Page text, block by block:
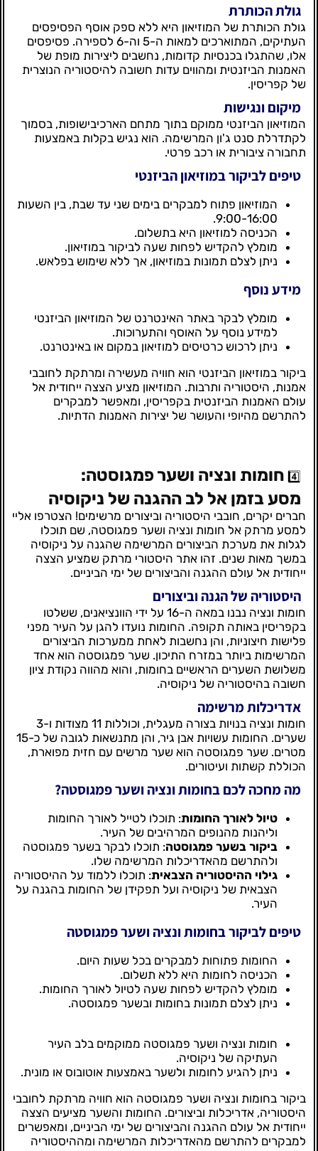
גולת הכותרת
גולת הכותרת של המוזיאון היא ללא ספק אוסף הפסיפסים
העתיקים, המתוארכים למאות ה-5 וה-6 לספירה. פסיפסים
אלו, שהתגלו בכנסיות קדומות, נחשבים ליצירות מופת של
האמנות הביזנטית ומהווים עדות חשובה להיסטוריה הנוצרית
של קפריסין.
מיקום ונגישות
המוזיאון הביזנטי ממוקם בתוך מתחם הארכיבישופות, בסמוך
לקתדרלת סנט ג'ון המרשימה. הוא נגיש בקלות באמצעות
תחבורה ציבורית או רכב פרטי.
טיפים לביקור במוזיאון הביזנטי
המוזיאון פתוח למבקרים בימים שני עד שבת, בין השעות
9:00-16:00.
הכניסה למוזיאון היא בתשלום.
מומלץ להקדיש לפחות שעה לביקור במוזיאון.
ניתן לצלם תמונות במוזיאון, אך ללא שימוש בפלאש.
מידע נוסף
מומלץ לבקר באתר האינטרנט של המוזיאון הביזנטי
למידע נוסף על האוסף והתערוכות.
ניתן לרכוש כרטיסים למוזיאון במקום או באינטרנט.
ביקור במוזיאון הביזנטי הוא חוויה מעשירה ומרתקת לחובבי
אמנות, היסטוריה ותרבות. המוזיאון מציע הצצה ייחודית אל
עולם האמנות הביזנטית בקפריסין, ומאפשר למבקרים
להתרשם מהיופי והעושר של יצירות האמנות הדתיות.
4️⃣ חומות ונציה ושער פמגוסטה:
מסע בזמן אל לב ההגנה של ניקוסיה
חברים יקרים, חובבי היסטוריה וביצורים מרשימים! הצטרפו אליי
למסע מרתק אל חומות ונציה ושער פמגוסטה, שם תוכלו
לגלות את מערכת הביצורים המרשימה שהגנה על ניקוסיה
במשך מאות שנים. זהו אתר היסטורי מרתק שמציע הצצה
ייחודית אל עולם ההגנה והביצורים של ימי הביניים.
היסטוריה של הגנה וביצורים
חומות ונציה נבנו במאה ה-16 על ידי הוונציאנים, ששלטו
בקפריסין באותה תקופה. החומות נועדו להגן על העיר מפני
פלישות חיצוניות, והן נחשבות לאחת ממערכות הביצורים
המרשימות ביותר במזרח התיכון. שער פמגוסטה הוא אחד
משלושת השערים הראשיים בחומות, והוא מהווה נקודת ציון
חשובה בהיסטוריה של ניקוסיה.
אדריכלות מרשימה
חומות ונציה בנויות בצורה מעגלית, וכוללות 11 מצודות ו-3
שערים. החומות עשויות אבן גיר, והן מתנשאות לגובה של כ-15
מטרים. שער פמגוסטה הוא שער מרשים עם חזית מפוארת,
הכוללת קשתות ועיטורים.
מה מחכה לכם בחומות ונציה ושער פמגוסטה?
טיול לאורך החומות: תוכלו לטייל לאורך החומות
וליהנות מהנופים המרהיבים של העיר.
ביקור בשער פמגוסטה: תוכלו לבקר בשער פמגוסטה
ולהתרשם מהאדריכלות המרשימה שלו.
גילוי ההיסטוריה הצבאית: תוכלו ללמוד על ההיסטוריה
הצבאית של ניקוסיה ועל תפקידן של החומות בהגנה על
העיר.
טיפים לביקור בחומות ונציה ושער פמגוסטה
החומות פתוחות למבקרים בכל שעות היום.
הכניסה לחומות היא ללא תשלום.
מומלץ להקדיש לפחות שעה לטיול לאורך החומות.
ניתן לצלם תמונות בחומות ובשער פמגוסטה.
חומות ונציה ושער פמגוסטה ממוקמים בלב העיר
העתיקה של ניקוסיה.
ניתן להגיע לחומות ולשער באמצעות אוטובוס או מונית.
ביקור בחומות ונציה ושער פמגוסטה הוא חוויה מרתקת לחובבי
היסטוריה, אדריכלות וביצורים. החומות והשער מציעים הצצה
ייחודית אל עולם ההגנה והביצורים של ימי הביניים, ומאפשרים
למבקרים להתרשם מהאדריכלות המרשימה ומההיסטוריה